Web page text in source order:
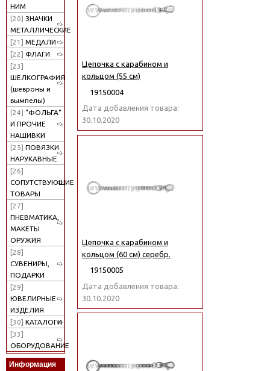
НИМ
[20] ЗНАЧКИ
МЕТАЛЛИЧЕСКИЕ
[21] МЕДАЛИ
[22] ФЛАГИ
[23]
ШЕЛКОГРАФИЯ
(шевроны и
вымпелы)
[24] "ФОЛЬГА"
И ПРОЧИЕ
НАШИВКИ
[25] ПОВЯЗКИ
НАРУКАВНЫЕ
[26]
СОПУТСТВУЮЩИЕ
ТОВАРЫ
[27]
ПНЕВМАТИКА,
МАКЕТЫ
ОРУЖИЯ
[28]
СУВЕНИРЫ,
ПОДАРКИ
[29]
ЮВЕЛИРНЫЕ
ИЗДЕЛИЯ
[30] КАТАЛОГИ
[33]
ОБОРУДОВАНИЕ
Информация
Цепочка с карабином и
кольцом (55 см)
19150004
Дата добавления товара:
30.10.2020
Цепочка с карабином и
кольцом (60 см) серебр.
19150005
Дата добавления товара:
30.10.2020